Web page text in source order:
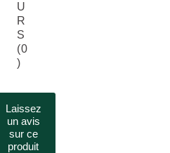
U
R
S
(0
)
Laissez
un avis
sur ce
produit